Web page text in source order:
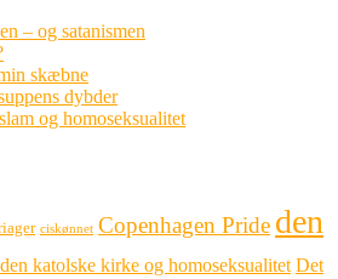
– og satanismen
skæbne
dybder
og homoseksualitet
ciskønnet Copenhagen Pride den
den katolske kirke og homoseksualitet Det